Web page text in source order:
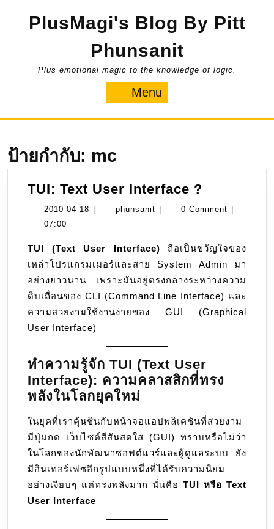
PlusMagi's Blog By Pitt
Phunsanit
Plus emotional magic to the knowledge of logic.
Menu
ป้ายกำกับ: mc
TUI: Text User Interface ?
Text
?
2010-04-18 2010- phunsanit phunsanit0 Comment
07:00
TUI (Text User Interface) ถือเป็นขวัญใจของ
เหล่าโปรแกรมเมอร์และสาย System Admin มา
อย่างยาวนาน เพราะมันอยู่ตรงกลางระหว่างความ
ดิบเถื่อนของ CLI (Command Line Interface) และ
ความสวยงามใช้งานง่ายของ GUI (Graphical
User Interface)
ทำความรู้จัก TUI (Text User
Interface): ความคลาสสิกที่ทรง
พลังในโลกยุคใหม่
ในยุคที่เราคุ้นชินกับหน้าจอแอปพลิเคชันที่สวยงาม
มีปุ่มกด เว็บไซต์สีสันสดใส (GUI) ทราบหรือไม่ว่า
ในโลกของนักพัฒนาซอฟต์แวร์และผู้ดูแลระบบ ยัง
มีอินเทอร์เฟซอีกรูปแบบหนึ่งที่ได้รับความนิยม
อย่างเงียบๆ แต่ทรงพลังมาก นั่นคือ TUI หรือ Text
User Interface